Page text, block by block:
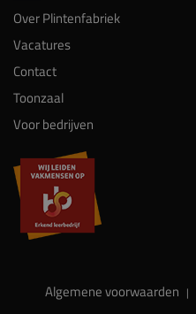
Over Plintenfabriek
Vacatures
Contact
Toonzaal
Voor bedrijven
Algemene voorwaarden |